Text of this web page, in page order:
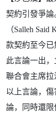
契約引發爭
（Salleh Said
款契約至今已
此言論一出
聯合會主席拉
以上言論，
論，同時還限